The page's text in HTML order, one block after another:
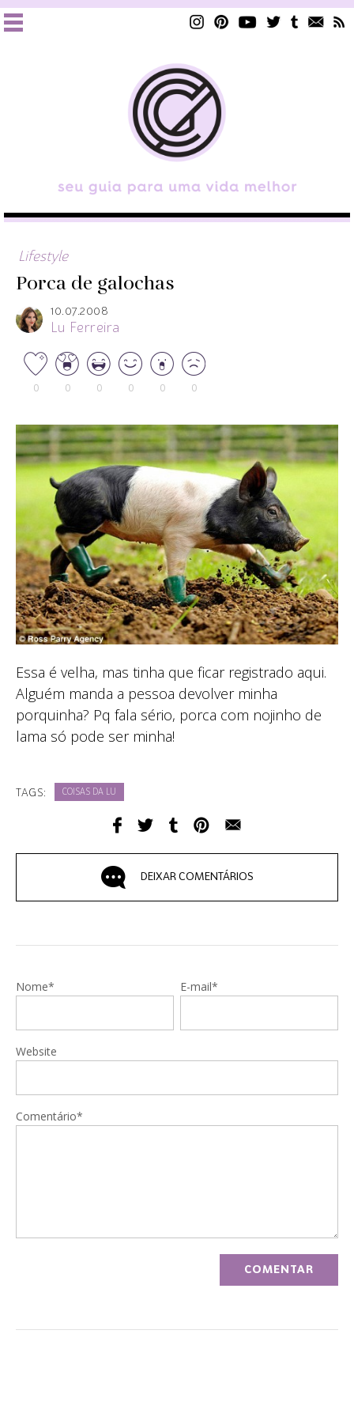
Lifestyle
Porca de galochas
10.07.2008
Lu Ferreira
0 0 0 0 0 0
Essa é velha, mas tinha que ficar registrado aqui.
Alguém manda a pessoa devolver minha
porquinha? Pq fala sério, porca com nojinho de
lama só pode ser minha!
TAGS: COISAS DA LU
DEIXAR COMENTÁRIOS
Nome* E-mail*
Website
Comentário*